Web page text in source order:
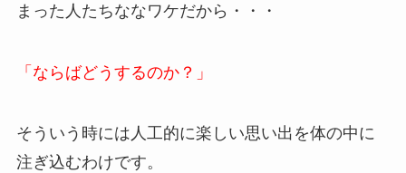
まった人たちななワケだから・・・
「ならばどうするのか？」
そういう時には人工的に楽しい思い出を体の中に
注ぎ込むわけです。